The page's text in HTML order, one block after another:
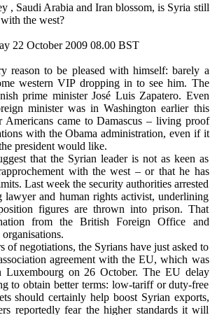
, Saudi Arabia andIran blossom, is Syria still
the west?
22 October 2009 08.00 BST
reason to be pleased with himself: barely a
western VIP dropping in to see him. The
prime minister José Luis Zapatero. Even
minister was inWashington earlier this
Americans came toDamascus – living proof
with the Obama administration, even if it
president would like.
that the Syrian leader is not as keen as
with the west – or that he has
Last week the security authorities arrested
lawyer and human rights activist, underlining
figures are thrown into prison. That
from the British Foreign Office and
.
of negotiations, the Syrians have just asked to
agreement with the EU, which was
Luxembourg on 26 October. The EU delay
to obtain better terms: low-tariff or duty-free
should certainly help boost Syrian exports,
reportedly fear the higher standards it will